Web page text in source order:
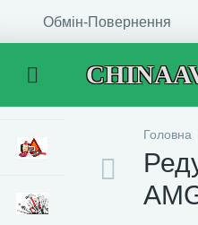
Обмін-Повернення
Головна